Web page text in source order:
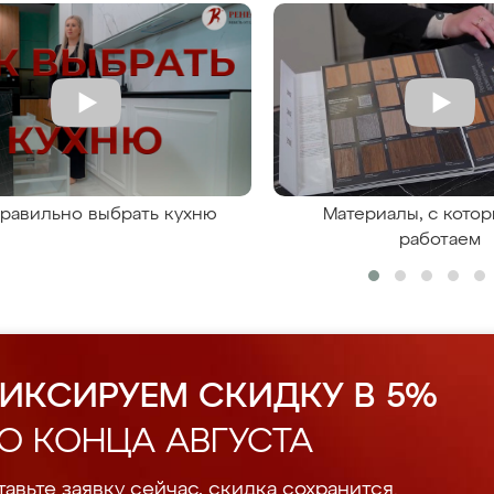
выбрать кухню
Материалы, с
работаем
СКИДКУ В 5%
КОНЦА АВГУСТА
заявку сейчас, скидка сохранится.